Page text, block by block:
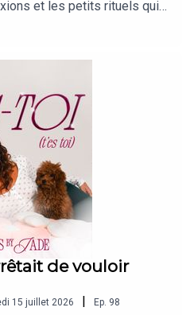
et les petits rituels qui
vie plus alignée avec ce que
parle de loi de l'attraction,
de passage à l'action
qui, selon moi, font
Sans promesses
m'a aidée, au fil des
la vie dont je
de vouloir
15 juillet 2026 | Ep. 98